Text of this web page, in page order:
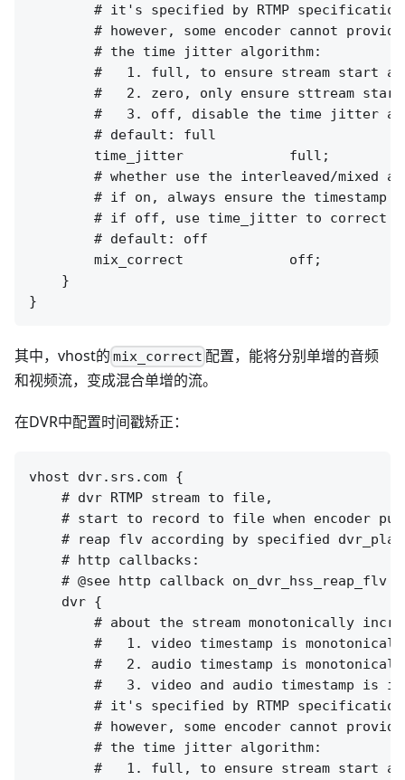
# it's specified by RTMP
# however, some encoder cannot
        # the time jitter algorithm:
#   1. full, to ensure stream start
#   2. zero, only ensure sttream
#   3. off, disable the time jitter
        # default: full
        time_jitter             full;
# whether use the interleaved/mixed
# if on, always ensure the timestamp
# if off, use time_jitter to correct
        # default: off
        mix_correct             off;
    }
其中，vhost的 mix_correct 配置，能将分别单增的音频
和视频流，变成混合单增的流。
在DVR中配置时间戳矫正：
vhost dvr.srs.com {
    # dvr RTMP stream to file,
# start to record to file when encoder
# reap flv according by specified
    # http callbacks:
# @see http callback on_dvr_hss_reap_flv
    dvr {
# about the stream monotonically
#   1. video timestamp is
#   2. audio timestamp is
#   3. video and audio timestamp is
# it's specified by RTMP
# however, some encoder cannot
        # the time jitter algorithm:
#   1. full, to ensure stream start